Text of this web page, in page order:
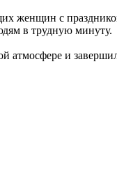
женщин с
в трудную минуту.
атмосфере и